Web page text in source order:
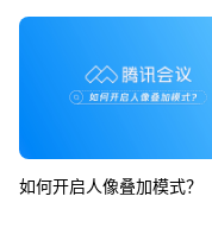
如何开启人像叠加模式？